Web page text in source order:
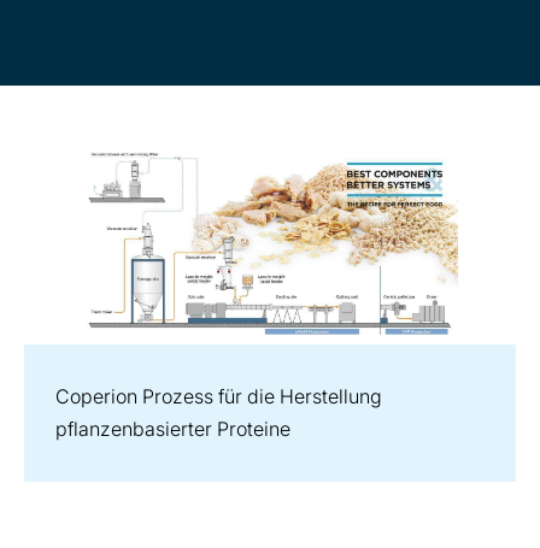
Coperion Prozess für die Herstellung
pflanzenbasierter Proteine